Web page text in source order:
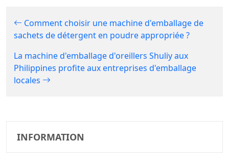
Comment choisir une machine d'emballage de
sachets de détergent en poudre appropriée ?
La machine d'emballage d'oreillers Shuliy aux
Philippines profite aux entreprises d'emballage
locales
INFORMATION